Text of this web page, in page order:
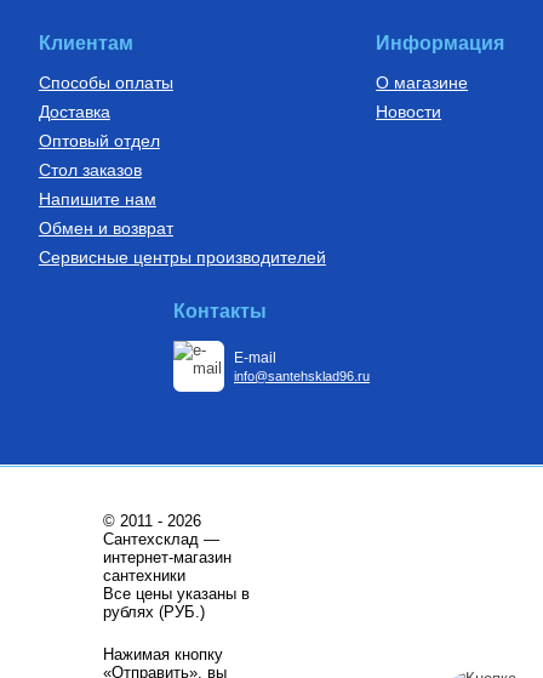
63 890Руб.
Купить
Руб.
Купить
Бойлеры (водонагреватели
Водонагреватель косвенного
нагрева напольный из
нержавеющей стали STINOX F
200 л., арт.: 805F0020
Установки канализационные
33 170
Трубы из сшитого полиэтилена
полиэтилена с барьерным
слоем EVOH, тип PE-Xa
Клиентам
Способы оплаты
Доставка
Оптовый отдел
Стол заказов
Напишите нам
Обмен и возврат
Сервисные центры производителей
Информация
О магазине
Новости
Контакты
E-mail
info@santehsklad96.ru
© 2011 - 2026
Сантехсклад —
интернет-магазин
сантехники
Все цены указаны в
рублях (РУБ.)
Нажимая кнопку
«Отправить», вы